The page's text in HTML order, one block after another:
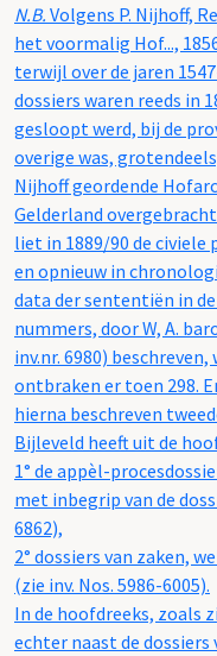
N.B. Volgens P. Nijhoff,
het voormalig Hof...,
terwijl over de jaren
dossiers waren reeds in
gesloopt werd, bij de
overige was,
Nijhoff geordende
Gelderland
liet in 1889/90 de civiele
en opnieuw in
data der sententiën in
nummers, door W, A.
inv.nr. 6980)
ontbraken er toen 298.
hierna beschreven
Bijleveld heeft uit de
1° de appèl-
met inbegrip van de
6862),
2° dossiers van zaken,
(zie inv. Nos. 5986-6005).
In de hoofdreeks, zoals
echter naast de